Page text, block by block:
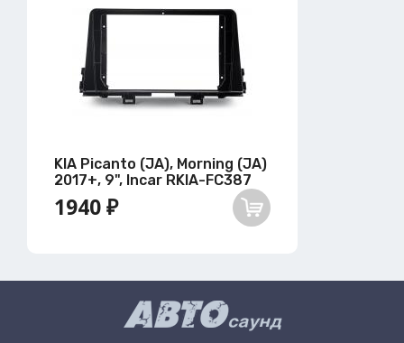
KIA Picanto (JA), Morning (JA)
2017+, 9", Incar RKIA-FC387
1940 ₽